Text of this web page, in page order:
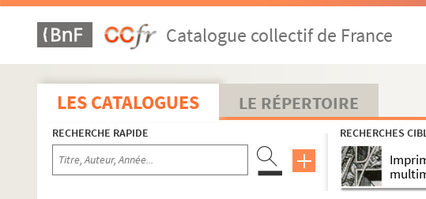
Catalogue collectif de France
LES CATALOGUES LE RÉPERTOIRE
RECHERCHE RAPIDE RECHERCHES
LEB1. Boîte 813 (1990)
LEB2. Boîte Almanach Du Crime 83